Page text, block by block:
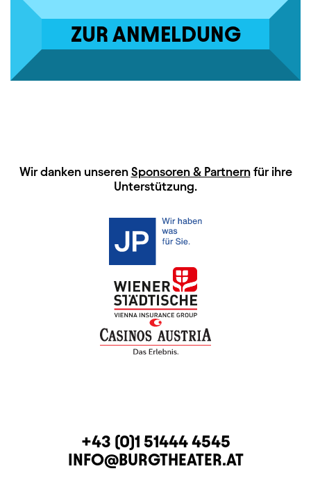
ZUR ANMELDUNG
HAUPTSPONSOREN
Wir danken unseren Sponsoren & Partnernfür ihre
Unterstützung.
KONTAKTTELEFON
+43 (0)1 51444 4545
E-MAIL
INFO@BURGTHEATER.AT